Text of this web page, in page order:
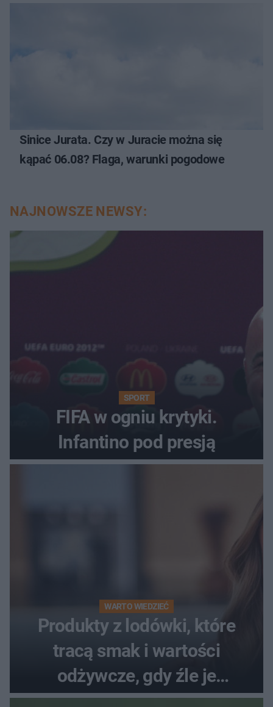
Sinice Jurata. Czy w Juracie można się
kąpać 06.08? Flaga, warunki pogodowe
NAJNOWSZE NEWSY:
SPORT
FIFA w ogniu krytyki.
Infantino pod presją
WARTO WIEDZIEĆ
Produkty z lodówki, które
tracą smak i wartości
odżywcze, gdy źle je
przechowujesz. Uczestniczka